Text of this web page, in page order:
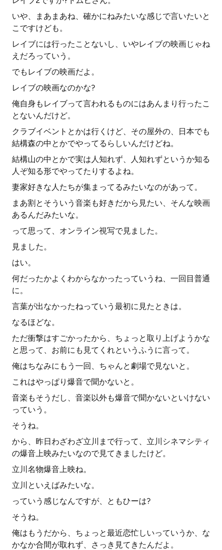
いや、まあまあね、確かにねみたいな感じで言いたいと
こですけども。
レイブには行ったことないし、いやレイブの映画じゃね
えだろっていう。
でもレイブの映画だよ。
レイブの映画なのかな?
俺自身もレイブって言われるものにはあんまり行ったこ
とないんだけど。
クラブイベントとかは行くけど、その屋外の、日本でも
結構森の中とかでやってるらしいんだけどね。
結構山の中とかで実は人知れず、人知れずというか知る
人ぞ知る形でやってたりするよね。
妻家好きな人たちが集まってるみたいなのがあって。
まあ割とそういう音楽も好きだから見たい、そんな映画
あるんだみたいな。
って思って、オンライン視写で見ました。
見ました。
はい。
何だったかよくわからなかったっていうね、一回目普通
に。
言葉が出なかったねっていう最初に見たときは。
なるほどな。
ただ衝撃はすごかったから、ちょっと取り上げようかな
と思って、お前にも見てくれというふうに言って。
俺はちなみにもう一回、ちゃんと劇場で見ないと。
これはやっぱり爆音で聞かないと。
音楽もそうだし、音楽以外も爆音で聞かないといけない
っていう。
そうね。
から、昨日わざわざ立川まで行って、立川シネマシティ
の爆音上映みたいなので見てきましたけど。
立川名物爆音上映ね。
立川といえばみたいな。
っていう感じなんですが、ともひーは?
そうね。
俺はもうだから、ちょっと最近恋忙しいっていうか、な
かなか合間が取れず、さっき見てきたんだよ。